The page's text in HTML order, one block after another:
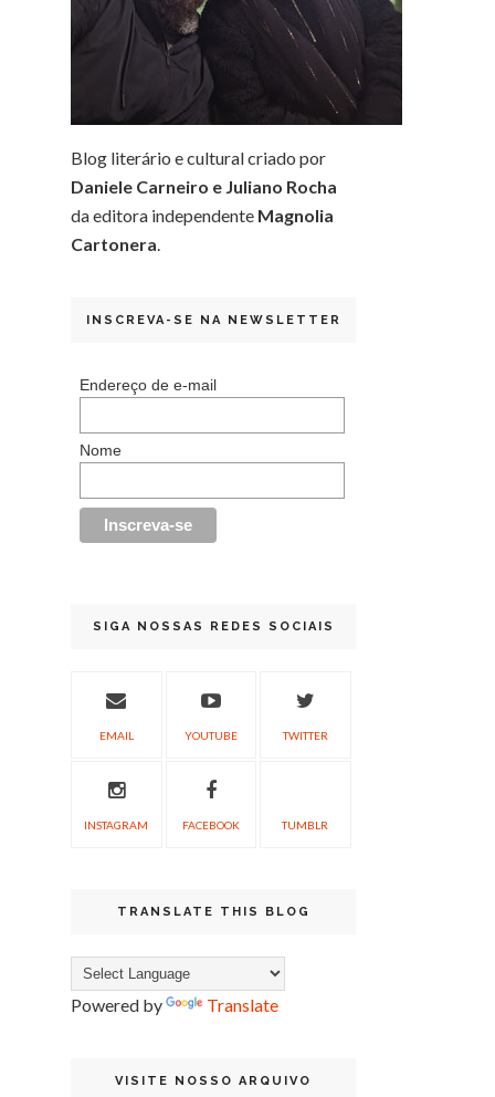
Blog literário e cultural criado por
Daniele Carneiro e Juliano Rocha
da editora independente Magnolia
Cartonera.
INSCREVA-SE NA NEWSLETTER
Endereço de e-mail
Nome
SIGA NOSSAS REDES SOCIAIS
EMAIL YOUTUBE TWITTER
INSTAGRAM FACEBOOK TUMBLR
TRANSLATE THIS BLOG
Powered by Translate
VISITE NOSSO ARQUIVO